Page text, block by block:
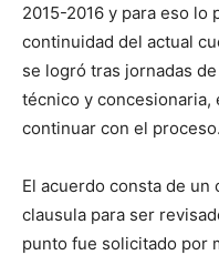
2015-2016 y para eso
continuidad del actual
se logró tras jornadas
técnico y concesionaria,
continuar con el proceso.
El acuerdo consta de un
clausula para ser
punto fue solicitado por